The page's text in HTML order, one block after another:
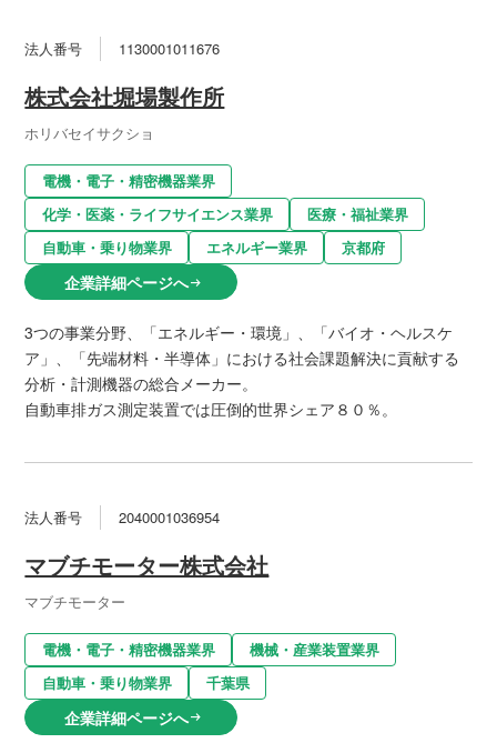
法人番号 1130001011676
株式会社堀場製作所
ホリバセイサクショ
電機・電子・精密機器業界
化学・医薬・ライフサイエンス業界
医療・福祉業界
自動車・乗り物業界
エネルギー業界 京都府
企業詳細ページへarrow_right_alt
3つの事業分野、「エネルギー・環境」、「バイオ・ヘルスケ
ア」、「先端材料・半導体」における社会課題解決に貢献する
分析・計測機器の総合メーカー。
自動車排ガス測定装置では圧倒的世界シェア８０％。
法人番号 2040001036954
マブチモーター株式会社
マブチモーター
電機・電子・精密機器業界
機械・産業装置業界
自動車・乗り物業界
千葉県
企業詳細ページへarrow_right_alt